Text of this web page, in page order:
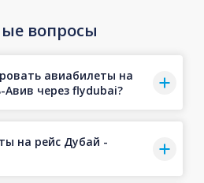
вопросы
авиабилеты на
через flydubai?
на рейс Дубай -